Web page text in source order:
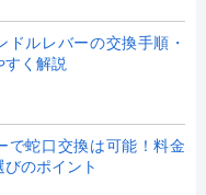
ドルレバーの交換手順・
すく解説
で蛇口交換は可能！料金
のポイント